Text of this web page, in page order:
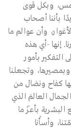
وبكل قوى
بأننا أصحاب
وأن عوالم ما
إنها -أي هذه
التفكير بأمور
وتجعلنا
كفاح ونضال من
العالمَ الذي
البشرية بأعزّ ما
وأسأْنا